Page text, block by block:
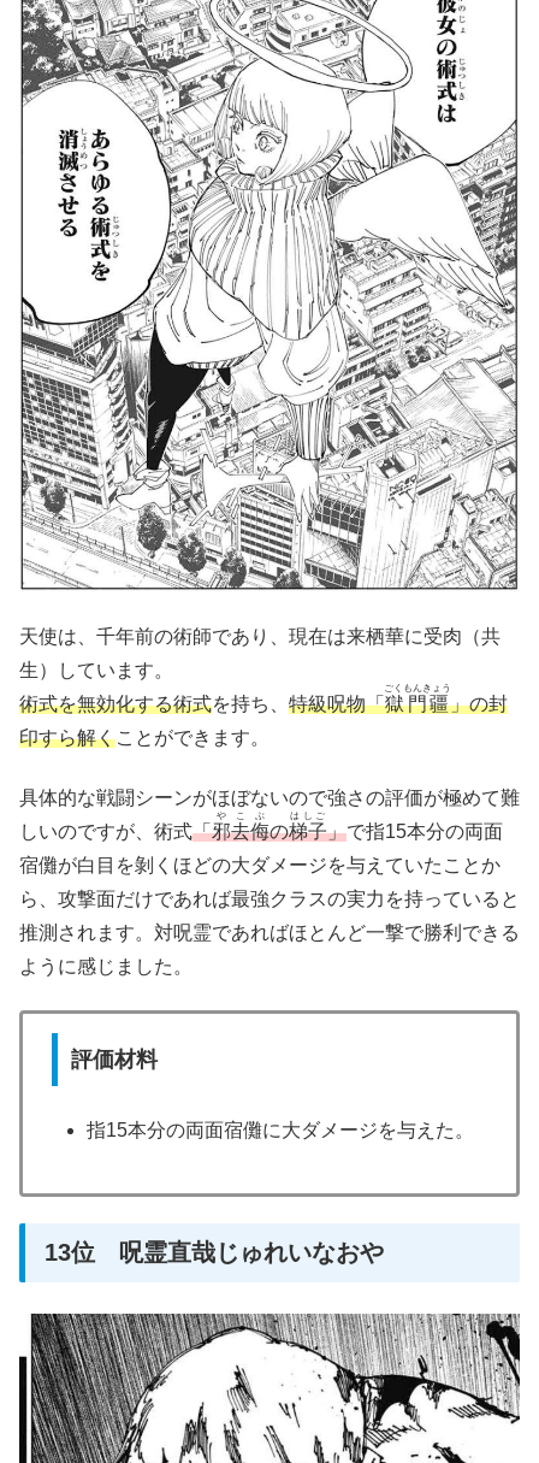
天使は、千年前の術師であり、現在は来栖華に受肉（共
生）しています。
術式を無効化する術式を持ち、 特級呪物「獄門疆
ごくもんきょう
」の封
印すら解くことができます。
具体的な戦闘シーンがほぼないので強さの評価が極めて難
しいのですが、術式「邪去侮
やこぶ
の梯子
はしご
」で指15本分の両面
宿儺が白目を剝くほどの大ダメージを与えていたことか
ら、攻撃面だけであれば最強クラスの実力を持っていると
推測されます。対呪霊であればほとんど一撃で勝利できる
ように感じました。
評価材料
指15本分の両面宿儺に大ダメージを与えた。
13位 呪霊直哉じゅれいなおや